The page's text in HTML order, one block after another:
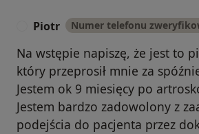
Piotr Numer telefonu
Na wstępie napiszę, że jest to
który przeprosił mnie za
Jestem ok 9 miesięcy po
Jestem bardzo zadowolony z
podejścia do pacjenta przez